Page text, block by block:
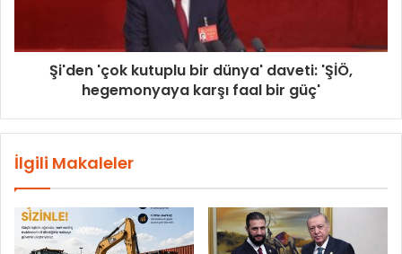
Şi'den 'çok kutuplu bir dünya' daveti: 'ŞİÖ,
hegemonyaya karşı faal bir güç'
İlgili Makaleler